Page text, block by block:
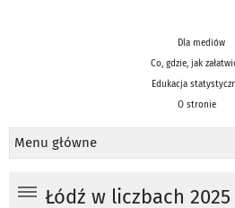
Dla mediów
Co, gdzie, jak
Edukacja
O stronie
Menu główne
Łódź w liczbach 2025